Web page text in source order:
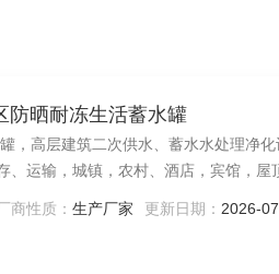
防晒耐冻生活蓄水罐
运输，城镇，农村、酒店，宾馆，屋
商性质： 生产厂家 更新日期： 2026-